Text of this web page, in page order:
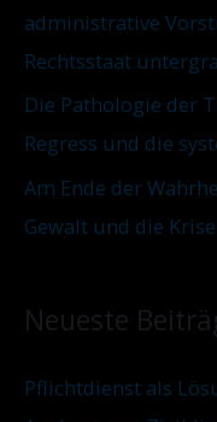
administrative
Rechtsstaat
Die Pathologie der
Regress und die
Am Ende der
Gewalt und die
Neueste
Pflichtdienst als